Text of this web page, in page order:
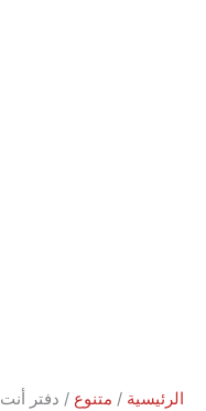
متنوع/ دفتر أنت فتاة توهج